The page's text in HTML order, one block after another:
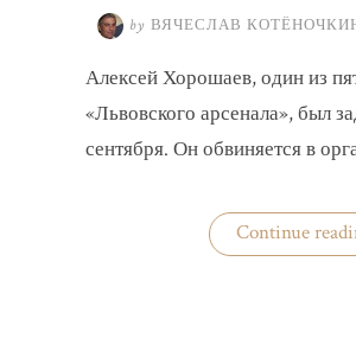
by ВЯЧЕСЛАВ
Алексей Хорошаев, один из
«Львовского арсенала», был
сентября. Он обвиняется в
Continue